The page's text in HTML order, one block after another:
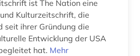
osteuropawissenschaften (1)
(1)
ist The Nation eine
Kulturzeitschrift, die
seit ihrer Gründung die
Entwicklung der USA
hat. Mehr